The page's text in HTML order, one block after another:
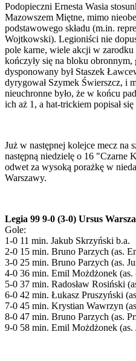
Podopieczni Ernesta Wasia
Mazowszem Miętne, mimo
podstawowego składu (m.in.
Wojtkowski). Legioniści nie
pole karne, wiele akcji w zarodku
kończyły się na bloku obronnym,
dysponowany był Staszek
dyrygował Szymek Świerszcz, i
nieuchronne było, że w końcu
ich aż 1, a hat-trickiem popisał
Już w następnej kolejce mecz na
następną niedzielę o 16 "Czarne
odwet za wysoką porażkę w
Warszawy.
Legia 99 9-0 (3-0) Ursus
Gole:
1-0 11 min. Jakub Skrzyński b.a.
2-0 15 min. Bruno Parzych (as.
3-0 25 min. Bruno Parzych (as.
4-0 36 min. Emil Możdżonek (as.
5-0 37 min. Radosław Rosiński
6-0 42 min. Łukasz Pruszyński
7-0 45 min. Krystian Wawrzyn
8-0 47 min. Bruno Parzych (as.
9-0 58 min. Emil Możdżonek (as.